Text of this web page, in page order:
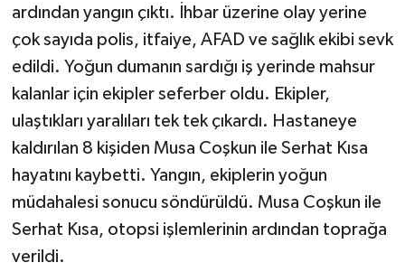
ardından yangın çıktı. İhbar üzerine olay yerine
çok sayıda polis, itfaiye, AFAD ve sağlık ekibi sevk
edildi. Yoğun dumanın sardığı iş yerinde mahsur
kalanlar için ekipler seferber oldu. Ekipler,
ulaştıkları yaralıları tek tek çıkardı. Hastaneye
kaldırılan 8 kişiden Musa Coşkun ile Serhat Kısa
hayatını kaybetti. Yangın, ekiplerin yoğun
müdahalesi sonucu söndürüldü. Musa Coşkun ile
Serhat Kısa, otopsi işlemlerinin ardından toprağa
verildi.